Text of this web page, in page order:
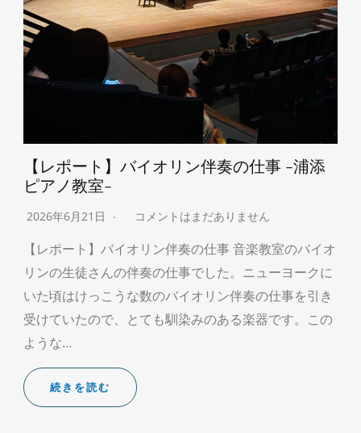
【レポート】バイオリン伴奏の仕事 -浦添
ピアノ教室-
2026年6月21日 コメントはまだありません
【レポート】バイオリン伴奏の仕事 音楽教室のバイオ
リンの生徒さんの伴奏の仕事でした。ニューヨークに
いた頃はけっこうな数のバイオリン伴奏の仕事を引き
受けていたので、とても馴染みのある楽器です。この
ような…
続きを読む